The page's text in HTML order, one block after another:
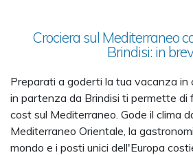
Crociera sul Mediterraneo
Brindisi: in
Preparati a goderti la tua vacanza in
in partenza da Brindisi ti permette di
cost sul Mediterraneo. Gode il clima
Mediterraneo Orientale, la
mondo e i posti unici dell'Europa